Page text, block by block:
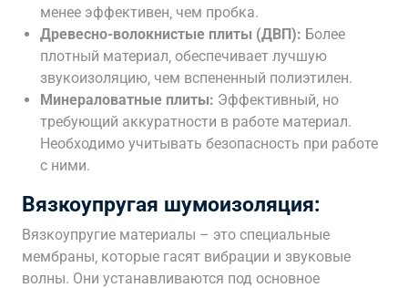
менее эффективен‚ чем пробка.
Древесно-волокнистые плиты (ДВП): Более
плотный материал‚ обеспечивает лучшую
звукоизоляцию‚ чем вспененный полиэтилен.
Минераловатные плиты: Эффективный‚ но
требующий аккуратности в работе материал.
Необходимо учитывать безопасность при работе
с ними.
Вязкоупругая шумоизоляция:
Вязкоупругие материалы – это специальные
мембраны‚ которые гасят вибрации и звуковые
волны. Они устанавливаются под основное